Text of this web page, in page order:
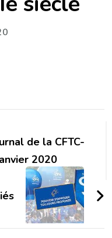
de la CFTC-
2020